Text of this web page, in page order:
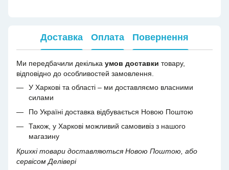
Доставка Оплата Повернення
Ми передбачили декілька умов доставки товару,
відповідно до особливостей замовлення.
У Харкові та області – ми доставляємо власними
силами
По Україні доставка відбувається Новою Поштою
Також, у Харкові можливий самовивіз з нашого
магазину
Крихкі товари доставляються Новою Поштою, або
сервісом Делівері